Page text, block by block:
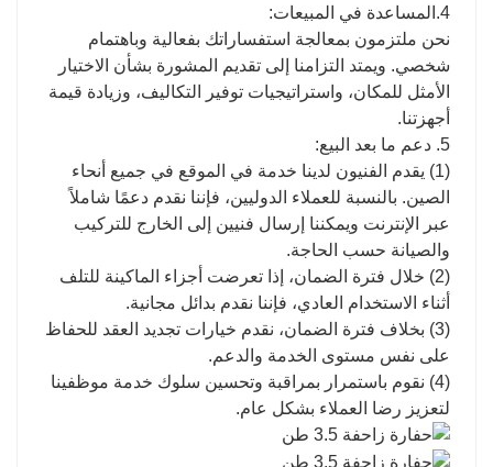
4.المساعدة في المبيعات:
نحن ملتزمون بمعالجة استفساراتك بفعالية وباهتمام
شخصي. ويمتد التزامنا إلى تقديم المشورة بشأن الاختيار
الأمثل للمكان، واستراتيجيات توفير التكاليف، وزيادة قيمة
أجهزتنا.
5. دعم ما بعد البيع:
(1) يقدم الفنيون لدينا خدمة في الموقع في جميع أنحاء
الصين. بالنسبة للعملاء الدوليين، فإننا نقدم دعمًا شاملاً
عبر الإنترنت ويمكننا إرسال فنيين إلى الخارج للتركيب
والصيانة حسب الحاجة.
(2) خلال فترة الضمان، إذا تعرضت أجزاء الماكينة للتلف
أثناء الاستخدام العادي، فإننا نقدم بدائل مجانية.
(3) بخلاف فترة الضمان، نقدم خيارات تجديد العقد للحفاظ
على نفس مستوى الخدمة والدعم.
(4) نقوم باستمرار بمراقبة وتحسين سلوك خدمة موظفينا
لتعزيز رضا العملاء بشكل عام.